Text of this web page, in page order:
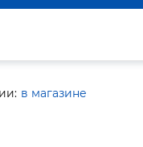
в магазине